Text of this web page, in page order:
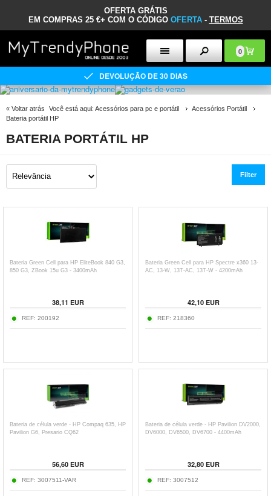
OFERTA GRÁTIS
EM COMPRAS 25 €+ COM O CÓDIGO OFERTA- TERMOS
0
DEVOLUÇÃO DE 30 DIAS
« Voltar atrás Você está aqui: Acessórios para pc e portátil
Acessórios Portátil
Bateria portátil HP
BATERIA PORTÁTIL HP
Filter
Bateria Green Cell para HP EliteBook 840 G3,
850 G3, ZBook 15u G3 - 3400mAh
38,11 EUR
REF: 200192
Bateria Green Cell para HP Spectre x360 13-
AC, 13-W, 13T-AC, 13T-W - 4200mAh
42,10EUR
REF: 218360
Bateria de célula verde - HP Compaq 635, HP
Pavilion G6, Presario CQ62
56,60EUR
REF: 3007511-VAR
Bateria de célula verde - HP Pavilion DV2000,
DV6000, DV6500, DV6700 - 4400mAh
32,80EUR
REF: 3007512